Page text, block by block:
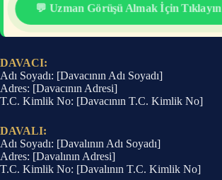
💬 Uzman Görüşü Almak İçin Tıklayın
DAVACI:
Adı Soyadı: [Davacının Adı Soyadı]
Adres: [Davacının Adresi]
T.C. Kimlik No: [Davacının T.C. Kimlik No]
DAVALI:
Adı Soyadı: [Davalının Adı Soyadı]
Adres: [Davalının Adresi]
T.C. Kimlik No: [Davalının T.C. Kimlik No]